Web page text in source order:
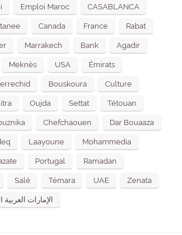
Emploi Maroc CASABLANCA
Canada France Rabat
Marrakech Bank Agadir
Meknès USA Émirats
Bouskoura Culture
Oujda Settat Tétouan
Chefchaouen Dar Bouaaza
Laayoune Mohammedia
Portugal Ramadan
Salé Témara UAE Zenata
الإمارات العربية